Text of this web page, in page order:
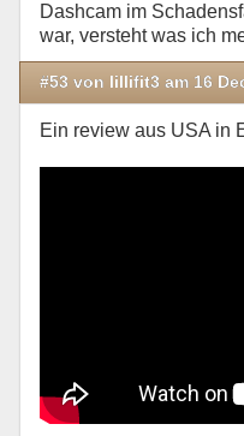
Dashcam im
war, versteht was ich
#53 von lillifit3 am 16
Ein review aus USA in